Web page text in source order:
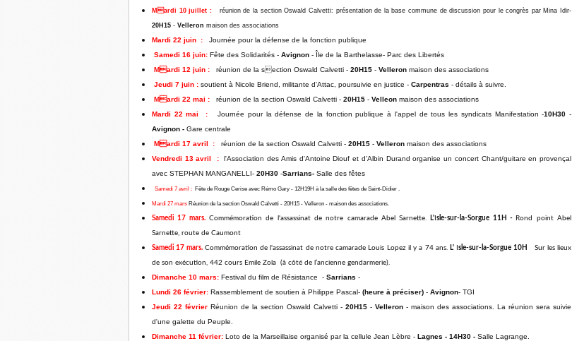
Mardi 10 juillet :réunion de la section Oswald Calvetti: présentation de la base commune de discussion pour le congrès par Mina Idir-
20H15 - Velleron maison des associations
Mardi 22 juin : Journée pour la défense de la fonction publique
Samedi 16 juin: Fête des Solidarités - Avignon - Île de la Barthelasse- Parc des Libertés
Mardi 12 juin : réunion de la section Oswald Calvetti - 20H15 - Velleron maison des associations
Jeudi 7 juin : soutient à Nicole Briend, militante d'Attac, poursuivie en justice - Carpentras - détails à suivre.
Mardi 22 mai : réunion de la section Oswald Calvetti - 20H15 - Velleon maison des associations
Mardi 22 mai
:Journée pour la défense de la fonction publique à l'appel de tous les syndicats Manifestation -10H30-
Avignon - Gare centrale
Mardi 17 avril
: réunion de la section Oswald Calvetti - 20H15 - Velleron maison des associations
Vendredi 13 avril
:l'Association des Amis d'Antoine Diouf et d'Albin Durand organise un concert Chant/guitare en provençal
avec STEPHAN MANGANELLI- 20H30 -Sarrians- Salle des fêtes
Samedi 7 avril : Fête de Rouge Cerise avec Rémo Gary - 12H19H à la salle des fêtes de Saint-Didier .
Mardi 27 mars Réunion de la section Oswald Calvetti - 20H15 - Velleron - maison des associations.
Samedi 17 mars.Commémoration de l'assassinat de notre camarade Abel Sarnette. L' Isle-sur-la-Sorgue 11H - Rond point Abel
Sarnette, route de Caumont
Samedi 17 mars.Commémoration de l'assassinat de notre camarade Louis Lopez il y a 74 ans. L' Isle-sur-la-Sorgue 10H Sur les lieux
de son exécution, 442 cours Emile Zola (à côté de l’ancienne gendarmerie).
Dimanche 10 mars: Festival du film de Résistance - Sarrians -
Lundi 26 février: Rassemblement de soutien à Philippe Pascal- (heure à préciser) - Avignon- TGI
Jeudi 22 février Réunion de la section Oswald Calvetti - 20H15 - Velleron - maison des associations. La réunion sera suivie
d'une galette du Peuple.
Dimanche 11 février: Loto de la Marseillaise organisé par la cellule Jean Lèbre - Lagnes - 14H30 - Salle Lagrange.